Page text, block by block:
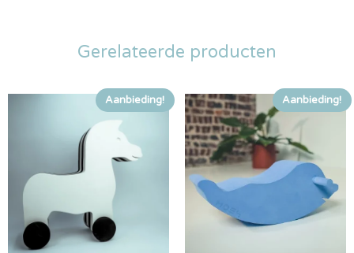
Gerelateerde producten
Aanbieding! Aanbieding!